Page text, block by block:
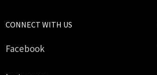
CONNECT WITH US
Facebook